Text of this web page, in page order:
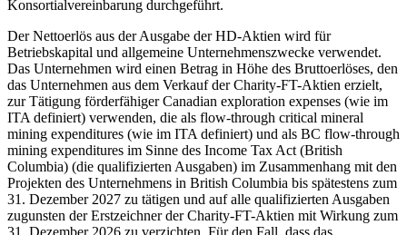
Konsortialvereinbarung durchgeführt.
Der Nettoerlös aus der Ausgabe der HD-Aktien wird für
Betriebskapital und allgemeine Unternehmenszwecke verwendet.
Das Unternehmen wird einen Betrag in Höhe des Bruttoerlöses, den
das Unternehmen aus dem Verkauf der Charity-FT-Aktien erzielt,
zur Tätigung förderfähiger Canadian exploration expenses (wie im
ITA definiert) verwenden, die als flow-through critical mineral
mining expenditures (wie im ITA definiert) und als BC flow-through
mining expenditures im Sinne des Income Tax Act (British
Columbia) (die qualifizierten Ausgaben) im Zusammenhang mit den
Projekten des Unternehmens in British Columbia bis spätestens zum
31. Dezember 2027 zu tätigen und auf alle qualifizierten Ausgaben
zugunsten der Erstzeichner der Charity-FT-Aktien mit Wirkung zum
31. Dezember 2026 zu verzichten. Für den Fall, dass das